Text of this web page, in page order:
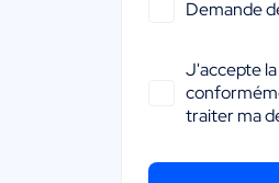
Demande
J'accepte
traiter ma